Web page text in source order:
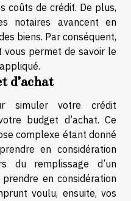
coûts de crédit. De plus,
notaires avancent en
biens. Par conséquent,
permet de savoir le
d’achat
simuler votre crédit
budget d’achat. Ce
complexe étant donné
en considération
du remplissage d’un
en considération
voulu, ensuite, vos